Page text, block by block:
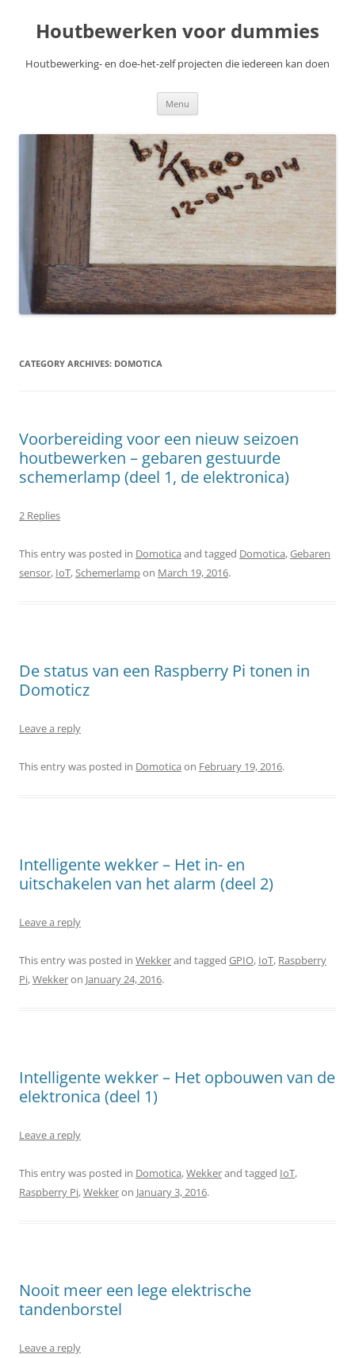
content
Houtbewerken voor dummies
Houtbewerking- en doe-het-zelf projecten die iedereen kan doen
Menu
CATEGORY ARCHIVES: DOMOTICA
Voorbereiding voor een nieuw seizoen
houtbewerken – gebaren gestuurde
schemerlamp (deel 1, de elektronica)
2 Replies
This entry was posted in Domotica and tagged Domotica,Gebaren
sensor, IoT,Schemerlampon March 19, 2016.
De status van een Raspberry Pi tonen in
Domoticz
Leave a reply
This entry was posted in Domotica on February 19, 2016.
Intelligente wekker – Het in- en
uitschakelen van het alarm (deel 2)
Leave a reply
This entry was posted in Wekkerand tagged GPIO, IoT, Raspberry
Pi,Wekkeron January 24, 2016.
Intelligente wekker – Het opbouwen van de
elektronica (deel 1)
Leave a reply
This entry was posted in Domotica,Wekkerand tagged IoT,
Raspberry Pi,Wekkeron January 3, 2016.
Nooit meer een lege elektrische
tandenborstel
Leave a reply